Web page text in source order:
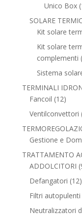
Unico Box
SOLARE
Kit solare
Kit solare
complementi
Sistema
TERMINALI
Fancoil 1212
Ventilconvettori
Gestione e
TRATTAMENTO
ADDOLCITORI
Defangatori 1212
Filtri autopulenti
Neutralizzatori